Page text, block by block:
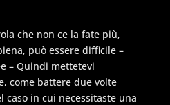
che non ce la fate più,
può essere difficile –
– Quindi mettetevi
come battere due volte
caso in cui necessitaste una